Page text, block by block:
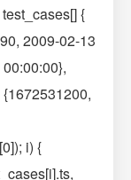
{
2009-02-13
i) {